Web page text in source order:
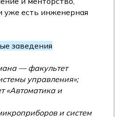
уже есть инженерная
заведения
— факультет
управления»;
и
и систем